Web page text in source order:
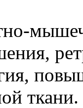
ткани.